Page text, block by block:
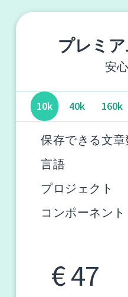
プレミ
安
10k 40k 160k
保存できる文章
言語
プロジェクト
コンポーネント
€ 47